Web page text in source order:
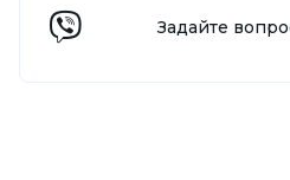
Задайте